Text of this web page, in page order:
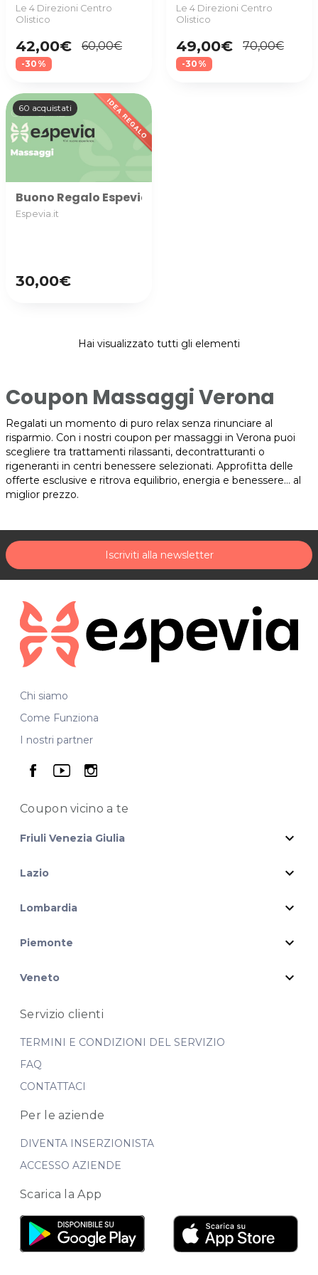
Le 4 Direzioni Centro
Olistico
42,00€ 60,00€
-30%
Le 4 Direzioni Centro
Olistico
49,00€ 70,00€
-30%
60 acquistati
Buono Regalo Espevia utilizzabile nella
Espevia.it
30,00€
Hai visualizzato tutti gli elementi
Coupon Massaggi Verona
Regalati un momento di puro relax senza rinunciare al
risparmio. Con i nostri coupon per massaggi in Verona puoi
scegliere tra trattamenti rilassanti, decontratturanti o
rigeneranti in centri benessere selezionati. Approfitta delle
offerte esclusive e ritrova equilibrio, energia e benessere… al
miglior prezzo.
Iscriviti alla newsletter
Chi siamo
Come Funziona
I nostri partner
seguici su facebook
seguici su youtube
seguici su instagram
Coupon vicinoa te
Friuli Venezia Giulia expand_more
Lazio expand_more
Lombardia expand_more
Piemonte expand_more
Veneto expand_more
Servizio clienti
TERMINI E CONDIZIONI DEL SERVIZIO
FAQ
CONTATTACI
Per le aziende
DIVENTA INSERZIONISTA
ACCESSO AZIENDE
Scarica la App